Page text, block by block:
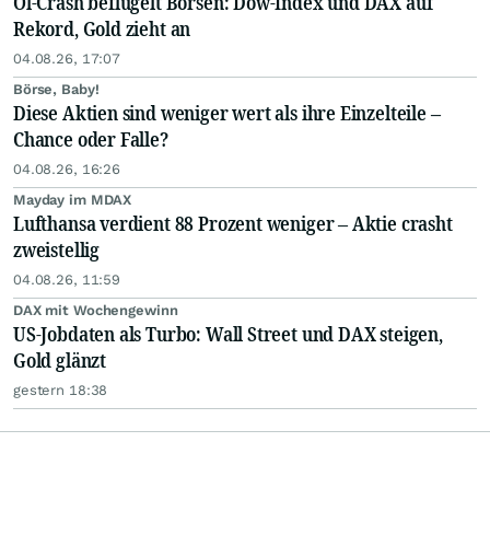
Rekord, Gold zieht an
04.08.26, 17:07
Börse, Baby!
Diese Aktien sind weniger wert als ihre Einzelteile –
Chance oder Falle?
04.08.26, 16:26
Mayday im MDAX
Lufthansa verdient 88 Prozent weniger – Aktie crasht
zweistellig
04.08.26, 11:59
DAX mit Wochengewinn
US-Jobdaten als Turbo: Wall Street und DAX steigen,
Gold glänzt
gestern 18:38